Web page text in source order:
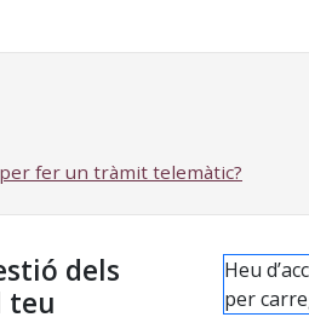
fer un tràmit telemàtic?
dels
teu
Heu
per